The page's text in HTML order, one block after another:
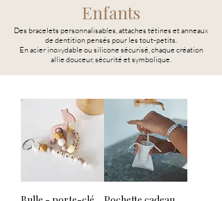
Enfants
Des bracelets personnalisables, attaches tétines et anneaux
de dentition pensés pour les tout-petits.
En acier inoxydable ou silicone sécurisé, chaque création
allie douceur, sécurité et symbolique.